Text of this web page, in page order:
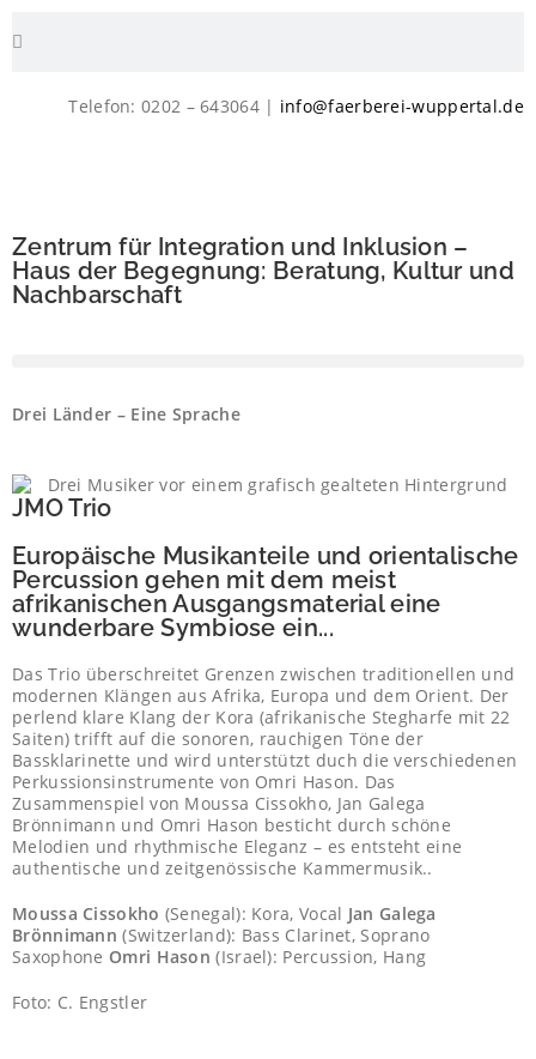
Telefon: 0202 – 643064 | info@faerberei-wuppertal.de
Zentrum für Integration und Inklusion –
Haus der Begegnung: Beratung, Kultur und
Nachbarschaft
Drei Länder – Eine Sprache
JMO Trio
Europäische Musikanteile und orientalische
Percussion gehen mit dem meist
afrikanischen Ausgangsmaterial eine
wunderbare Symbiose ein...
Das Trio überschreitet Grenzen zwischen traditionellen und
modernen Klängen aus Afrika, Europa und dem Orient. Der
perlend klare Klang der Kora (afrikanische Stegharfe mit 22
Saiten) trifft auf die sonoren, rauchigen Töne der
Bassklarinette und wird unterstützt duch die verschiedenen
Perkussionsinstrumente von Omri Hason. Das
Zusammenspiel von Moussa Cissokho, Jan Galega
Brönnimann und Omri Hason besticht durch schöne
Melodien und rhythmische Eleganz – es entsteht eine
authentische und zeitgenössische Kammermusik..
Moussa Cissokho (Senegal): Kora, Vocal Jan Galega
Brönnimann(Switzerland): Bass Clarinet, Soprano
Saxophone Omri Hason (Israel): Percussion, Hang
Foto: C. Engstler